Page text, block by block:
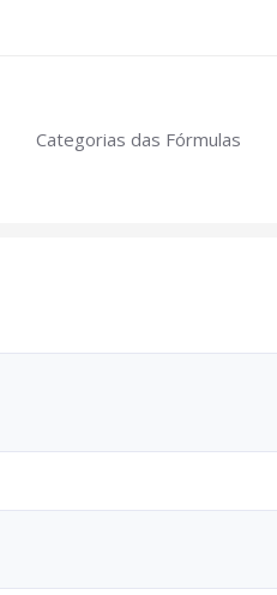
Categorias das Fórmulas